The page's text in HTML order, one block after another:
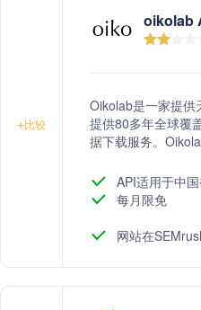
+比较
oikolab
Oikolab是一家提供
提供80多年全球覆
据下载服务。
API适用于中
每月限免
网站在